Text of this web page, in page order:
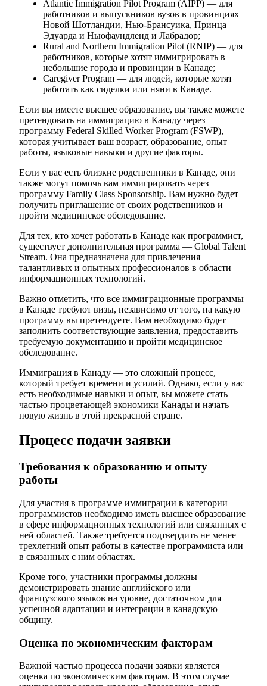
Atlantic Immigration Pilot Program (AIPP) — для
работников и выпускников вузов в провинциях
Новой Шотландии, Нью-Брансуика, Принца
Эдуарда и Ньюфаундленд и Лабрадор;
Rural and Northern Immigration Pilot (RNIP) — для
работников, которые хотят иммигрировать в
небольшие города и провинции в Канаде;
Caregiver Program — для людей, которые хотят
работать как сиделки или няни в Канаде.
Если вы имеете высшее образование, вы также можете
претендовать на иммиграцию в Канаду через
программу Federal Skilled Worker Program (FSWP),
которая учитывает ваш возраст, образование, опыт
работы, языковые навыки и другие факторы.
Если у вас есть близкие родственники в Канаде, они
также могут помочь вам иммигрировать через
программу Family Class Sponsorship. Вам нужно будет
получить приглашение от своих родственников и
пройти медицинское обследование.
Для тех, кто хочет работать в Канаде как программист,
существует дополнительная программа — Global Talent
Stream. Она предназначена для привлечения
талантливых и опытных профессионалов в области
информационных технологий.
Важно отметить, что все иммиграционные программы
в Канаде требуют визы, независимо от того, на какую
программу вы претендуете. Вам необходимо будет
заполнить соответствующие заявления, предоставить
требуемую документацию и пройти медицинское
обследование.
Иммиграция в Канаду — это сложный процесс,
который требует времени и усилий. Однако, если у вас
есть необходимые навыки и опыт, вы можете стать
частью процветающей экономики Канады и начать
новую жизнь в этой прекрасной стране.
Процесс подачи заявки
Требования к образованию и опыту
работы
Для участия в программе иммиграции в категории
программистов необходимо иметь высшее образование
в сфере информационных технологий или связанных с
ней областей. Также требуется подтвердить не менее
трехлетний опыт работы в качестве программиста или
в связанных с ним областях.
Кроме того, участники программы должны
демонстрировать знание английского или
французского языков на уровне, достаточном для
успешной адаптации и интеграции в канадскую
общину.
Оценка по экономическим факторам
Важной частью процесса подачи заявки является
оценка по экономическим факторам. В этом случае